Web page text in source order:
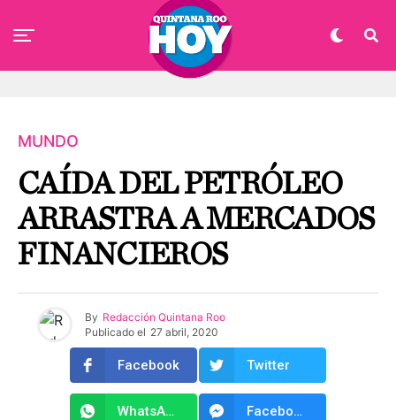
MUNDO
CAÍDA DEL PETRÓLEO
ARRASTRA A MERCADOS
FINANCIEROS
By Redacción Quintana Roo
Publicado el 27 abril, 2020
Facebook Twitter
WhatsApp Facebook Messenger